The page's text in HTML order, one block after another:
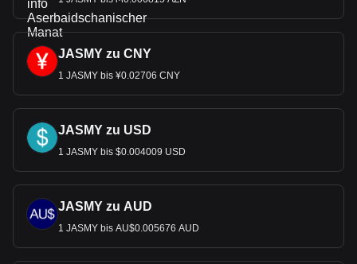
JASMY zu CNY
1 JASMY bis ¥0.02706 CNY
JASMY zu USD
1 JASMY bis $0.004009 USD
JASMY zu AUD
1 JASMY bis AU$0.005676 AUD